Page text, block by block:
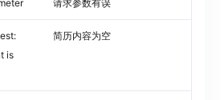
请求参数有误
is
简历内容为空